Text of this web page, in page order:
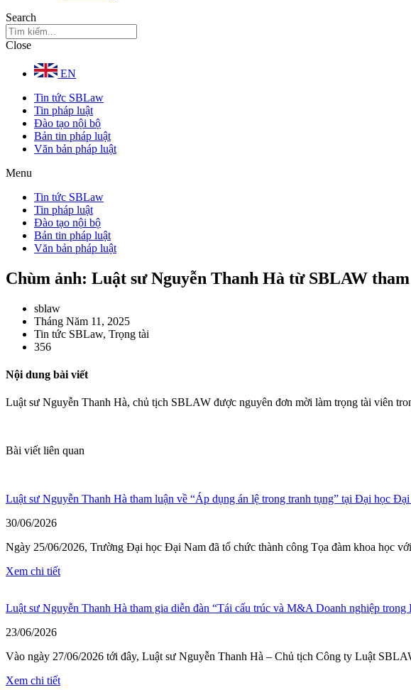
Search
Close
EN
Tin tức SBLaw
Tin pháp luật
Đào tạo nội bộ
Bản tin pháp luật
Văn bản pháp luật
Menu
Tin tức SBLaw
Tin pháp luật
Đào tạo nội bộ
Bản tin pháp luật
Văn bản pháp luật
Chùm ảnh: Luật sư Nguyễn Thanh Hà từ SBLAW
sblaw
Tháng Năm 11, 2025
Tin tức SBLaw, Trọng tài
356
Nội dung bài viết
Luật sư Nguyễn Thanh Hà, chủ tịch SBLAW được nguyên đơn mời làm trọng tài viên
Bài viết liên quan
Luật sư Nguyễn Thanh Hà tham luận về “Áp dụng án lệ trong tranh tụng” tại Đại học
30/06/2026
Ngày 25/06/2026, Trường Đại học Đại Nam đã tổ chức thành công Tọa đàm khoa học
Xem chi tiết
Luật sư Nguyễn Thanh Hà tham gia diễn đàn “Tái cấu trúc và M&A Doanh nghiệp
23/06/2026
Vào ngày 27/06/2026 tới đây, Luật sư Nguyễn Thanh Hà – Chủ tịch Công ty Luật
Xem chi tiết